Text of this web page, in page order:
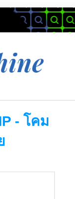
Toggle
navigation
MENU
- โคม